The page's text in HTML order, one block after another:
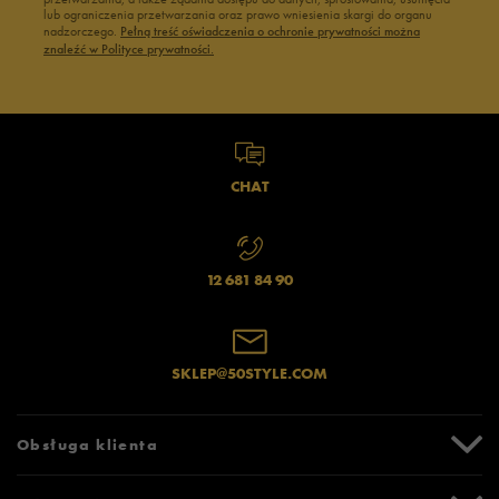
lub ograniczenia przetwarzania oraz prawo wniesienia skargi do organu
nadzorczego. Pełną treść oświadczenia o ochronie prywatności można
znaleźć w Polityce prywatności.
CHAT
12 681 84 90
SKLEP@50STYLE.COM
Obsługa klienta